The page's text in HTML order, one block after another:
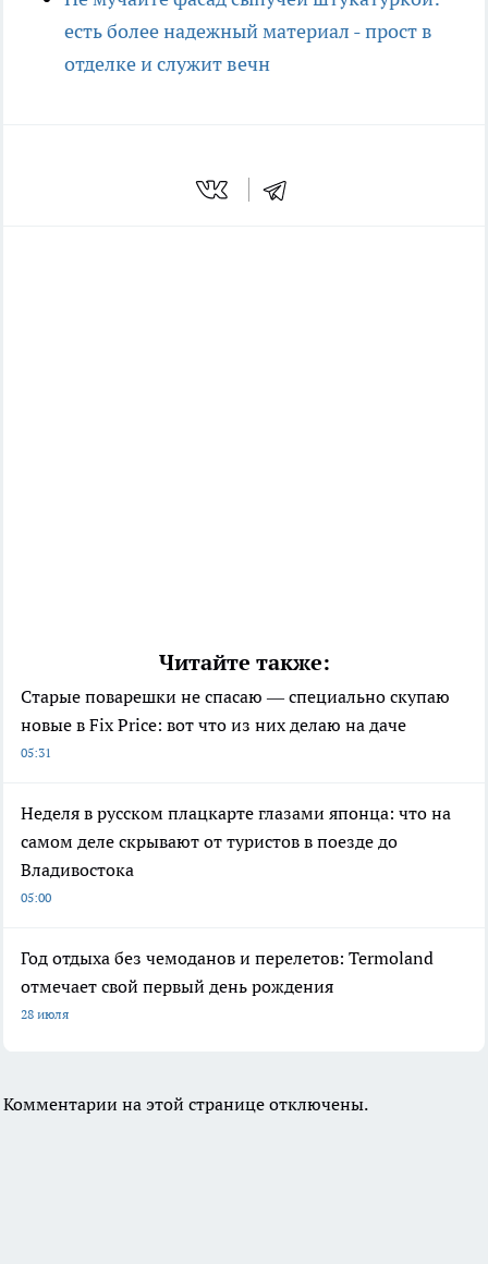
есть более надежный материал - прост в
отделке и служит вечн
Читайте также:
Старые поварешки не спасаю — специально скупаю
новые в Fix Price: вот что из них делаю на даче
05:31
Неделя в русском плацкарте глазами японца: что на
самом деле скрывают от туристов в поезде до
Владивостока
05:00
Год отдыха без чемоданов и перелетов: Termoland
отмечает свой первый день рождения
28 июля
Комментарии на этой странице отключены.